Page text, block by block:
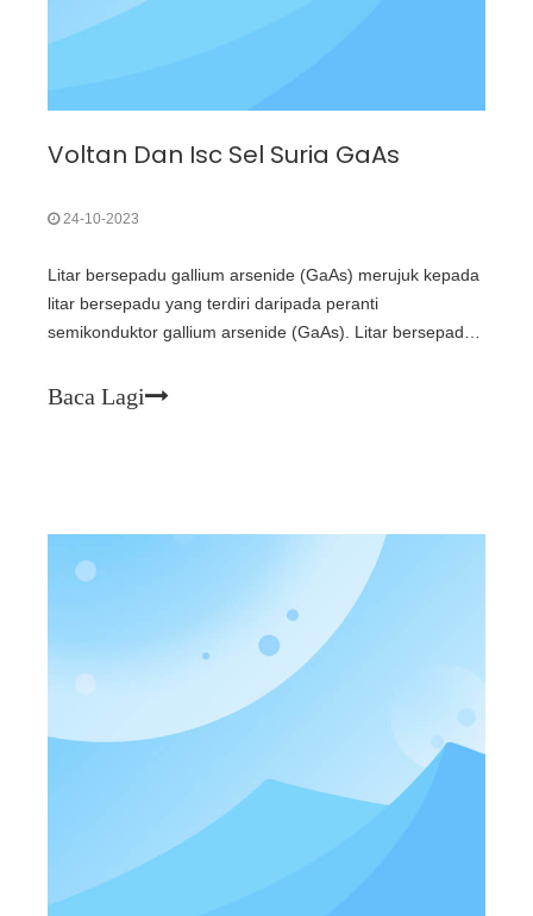
Voltan Dan Isc Sel Suria GaAs
24-10-2023
Litar bersepadu gallium arsenide (GaAs) merujuk kepada
litar bersepadu yang terdiri daripada peranti
semikonduktor gallium arsenide (GaAs). Litar bersepadu
(VHSIC), litar bersepadu monolitik gelombang mikro
Baca Lagi